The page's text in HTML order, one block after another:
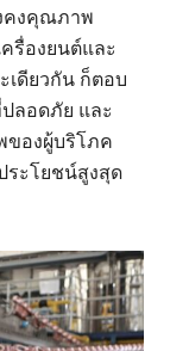
คงคุณภาพ
รื่องยนต์และ
เดียวกัน ก็ตอบ
ลอดภัย และ
องผู้บริโภค
ระโยชน์สูงสุด